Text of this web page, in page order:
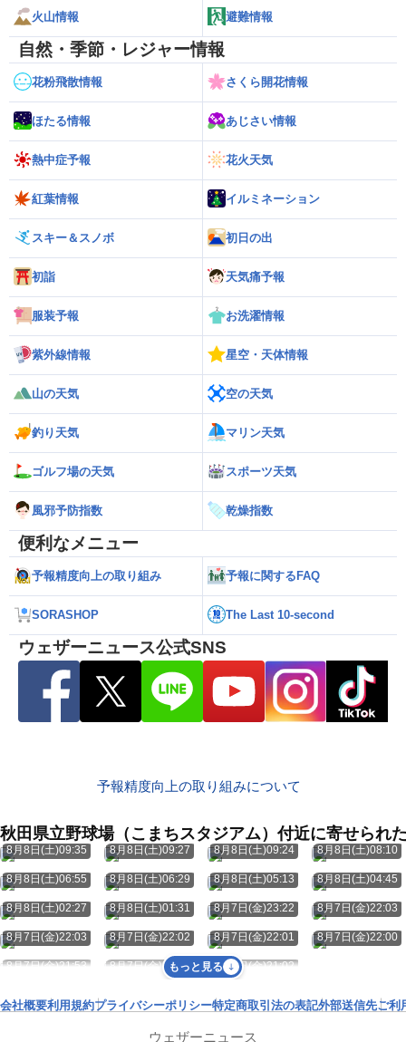
火山情報 避難情報
自然・季節・レジャー情報
花粉飛散情報 さくら開花情報
ほたる情報 あじさい情報
熱中症予報 花火天気
紅葉情報 イルミネーション
スキー＆スノボ 初日の出
初詣 天気痛予報
服装予報 お洗濯情報
紫外線情報 星空・天体情報
山の天気 空の天気
釣り天気 マリン天気
ゴルフ場の天気 スポーツ天気
風邪予防指数 乾燥指数
便利なメニュー
予報精度向上の取り組み 予報に関するFAQ
SORASHOP The Last 10-second
ウェザーニュース公式SNS
予報精度向上の取り組みについて
秋田県立野球場（こまちスタジアム）付近に寄せられ
8月8日(土)09:35 8月8日(土)09:27 8月8日(土)09:24 8月8日(土)08:10
8月8日(土)06:55 8月8日(土)06:29 8月8日(土)05:13 8月8日(土)04:45
8月8日(土)02:27 8月8日(土)01:31 8月7日(金)23:22 8月7日(金)22:03
8月7日(金)22:03 8月7日(金)22:02 8月7日(金)22:01 8月7日(金)22:00
8月7日(金)21:53 8月7日(金)21:21 8月7日(金)21:02
もっと見る
会社概要利用規約プライバシーポリシー特定商取引法の表記外部送信先ご利
ウェザーニュース